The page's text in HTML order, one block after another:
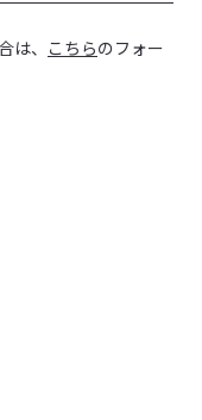
は、 こちらのフォー